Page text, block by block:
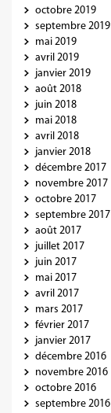
octobre 2019
septembre 2019
mai 2019
avril 2019
janvier 2019
août 2018
juin 2018
mai 2018
avril 2018
janvier 2018
décembre 2017
novembre 2017
octobre 2017
septembre 2017
août 2017
juillet 2017
juin 2017
mai 2017
avril 2017
mars 2017
février 2017
janvier 2017
décembre 2016
novembre 2016
octobre 2016
septembre 2016